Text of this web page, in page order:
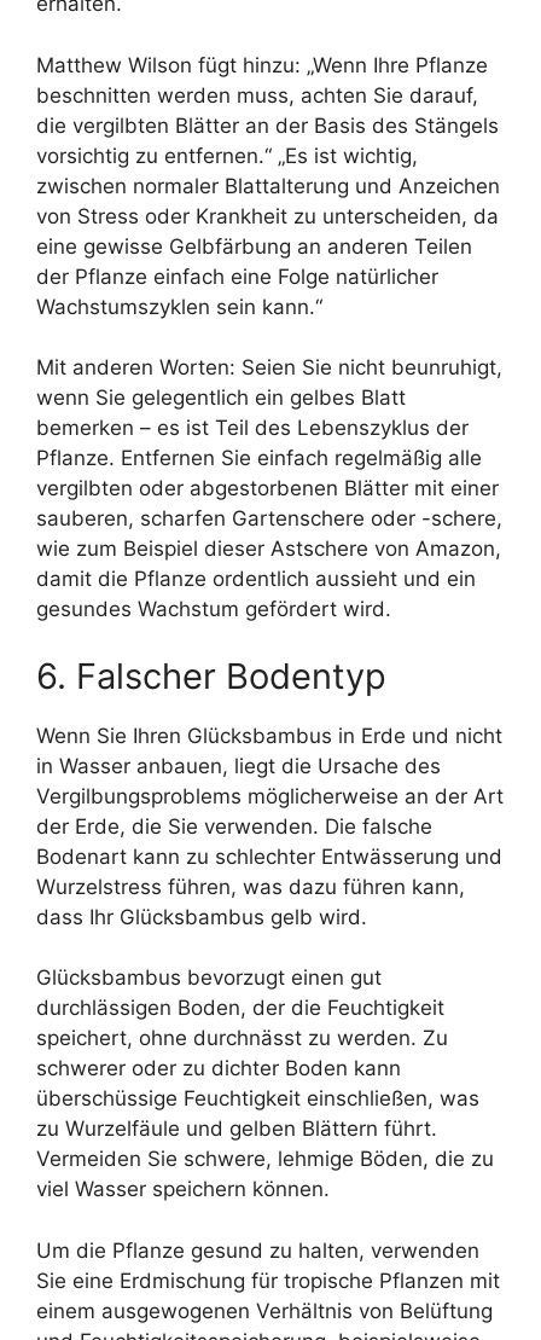
Matthew Wilson fügt hinzu: „Wenn Ihre Pflanze
beschnitten werden muss, achten Sie darauf,
die vergilbten Blätter an der Basis des Stängels
vorsichtig zu entfernen.“ „Es ist wichtig,
zwischen normaler Blattalterung und Anzeichen
von Stress oder Krankheit zu unterscheiden, da
eine gewisse Gelbfärbung an anderen Teilen
der Pflanze einfach eine Folge natürlicher
Wachstumszyklen sein kann.“
Mit anderen Worten: Seien Sie nicht beunruhigt,
wenn Sie gelegentlich ein gelbes Blatt
bemerken – es ist Teil des Lebenszyklus der
Pflanze. Entfernen Sie einfach regelmäßig alle
vergilbten oder abgestorbenen Blätter mit einer
sauberen, scharfen Gartenschere oder -schere,
wie zum Beispiel dieser Astschere von Amazon,
damit die Pflanze ordentlich aussieht und ein
gesundes Wachstum gefördert wird.
6. Falscher Bodentyp
Wenn Sie Ihren Glücksbambus in Erde und nicht
in Wasser anbauen, liegt die Ursache des
Vergilbungsproblems möglicherweise an der Art
der Erde, die Sie verwenden. Die falsche
Bodenart kann zu schlechter Entwässerung und
Wurzelstress führen, was dazu führen kann,
dass Ihr Glücksbambus gelb wird.
Glücksbambus bevorzugt einen gut
durchlässigen Boden, der die Feuchtigkeit
speichert, ohne durchnässt zu werden. Zu
schwerer oder zu dichter Boden kann
überschüssige Feuchtigkeit einschließen, was
zu Wurzelfäule und gelben Blättern führt.
Vermeiden Sie schwere, lehmige Böden, die zu
viel Wasser speichern können.
Um die Pflanze gesund zu halten, verwenden
Sie eine Erdmischung für tropische Pflanzen mit
einem ausgewogenen Verhältnis von Belüftung